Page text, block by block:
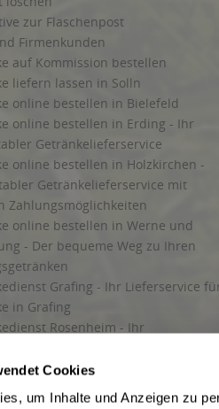
Cookies
um Inhalte und Anzeigen zu
zur Flaschenpost
Firmenkunden
auf Kommission bestellen
liefern lassen in Solln
online bestellen in Bielefeld
online bestellen in Erding - Ihr
Getränkelieferservice
online bestellen in Holzkirchen -
Getränkelieferservice mit
Zahlungsmöglichkeiten
online bestellen in Werne und
- Der bequeme Weg zu Ihren
Grafing - Ihr Lieferservice
in Grafing
Rosenheim - Ihr